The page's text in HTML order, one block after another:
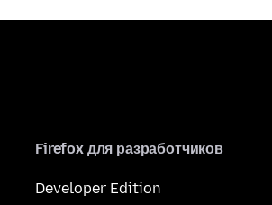
Firefox для разработчиков
Developer Edition